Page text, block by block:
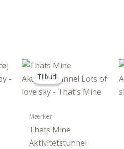
Tilbud!
Tilbud!
Mærker
Thats Mine
Aktivitetstunnel